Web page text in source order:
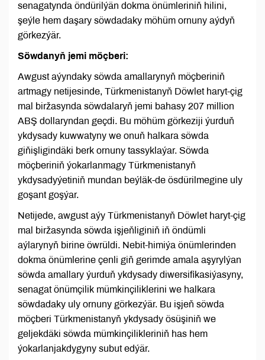
senagatynda öndürilýän dokma önümleriniň hilini,
şeýle hem daşary söwdadaky möhüm ornuny aýdyň
görkezýär.
Söwdanyň jemi möçberi:
Awgust aýyndaky söwda amallarynyň möçberiniň
artmagy netijesinde, Türkmenistanyň Döwlet haryt-çig
mal biržasynda söwdalaryň jemi bahasy 207 million
ABŞ dollaryndan geçdi. Bu möhüm görkeziji ýurduň
ykdysady kuwwatyny we onuň halkara söwda
giňişligindäki berk ornuny tassyklaýar. Söwda
möçberiniň ýokarlanmagy Türkmenistanyň
ykdysadyýetiniň mundan beýläk-de ösdürilmegine uly
goşant goşýar.
Netijede, awgust aýy Türkmenistanyň Döwlet haryt-çig
mal biržasynda söwda işjeňliginiň iň öndümli
aýlarynyň birine öwrüldi. Nebit-himiýa önümlerinden
dokma önümlerine çenli giň gerimde amala aşyrylýan
söwda amallary ýurduň ykdysady diwersifikasiýasyny,
senagat önümçilik mümkinçiliklerini we halkara
söwdadaky uly ornuny görkezýär. Bu işjeň söwda
möçberi Türkmenistanyň ykdysady ösüşiniň we
geljekdäki söwda mümkinçilikleriniň has hem
ýokarlanjakdygyny subut edýär.